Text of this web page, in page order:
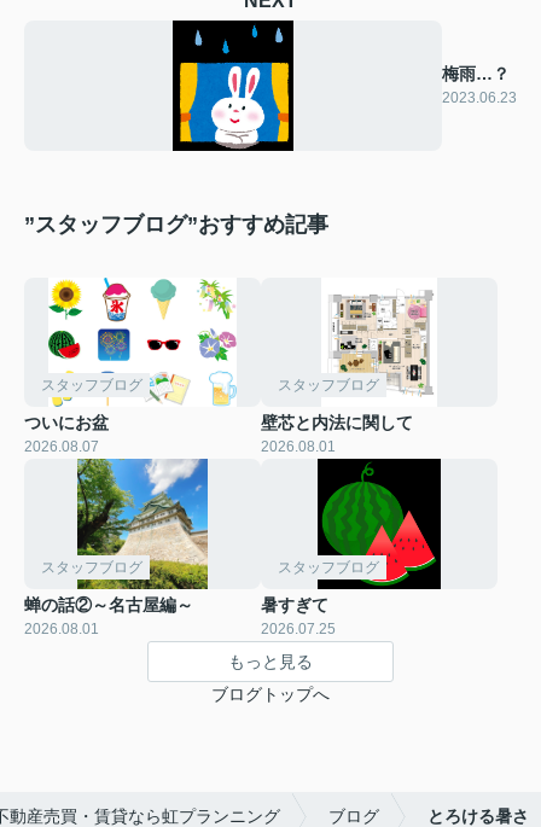
梅雨…？
2023.06.23
”スタッフブログ”おすすめ記事
スタッフブログ
ついにお盆
2026.08.07
スタッフブログ
壁芯と内法に関して
2026.08.01
スタッフブログ
蝉の話②～名古屋編～
2026.08.01
スタッフブログ
暑すぎて
2026.07.25
もっと見る
ブログトップへ
動産売買・賃貸なら虹プランニング ブログ とろける暑さ